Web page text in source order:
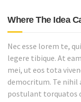
Where The Idea
Nec esse lorem te,
legere tibique. At
mei, ut eos tota
democritum. Te nihil
postulant torquatos